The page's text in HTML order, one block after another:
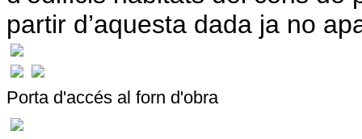
partir d’aquesta dada ja no
Porta d'accés al forn d'obra